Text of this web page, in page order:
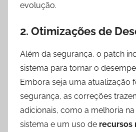
evolução.
2. Otimizações de
Além da segurança, o patch
sistema para tornar o
Embora seja uma atualização
segurança, as correções
adicionais, como a melhoria
sistema e um uso de recursos